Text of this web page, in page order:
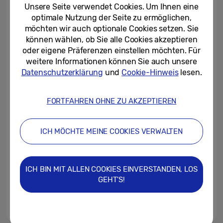
um fünf neue Produkte
10/08/2022
Galaxy Watch5 und Galaxy
Watch5 Pro: modernste
Technologie am Handgelenk
Innovation, Konnektivität und
Weg zu einem tieferen...
Benutzerfläche sorgt für
grossartigen Komfort und ein...
Unsere Seite verwendet Cookies. Um Ihnen eine
optimale Nutzung der Seite zu ermöglichen,
möchten wir auch optionale Cookies setzen. Sie
können wählen, ob Sie alle Cookies akzeptieren
oder eigene Präferenzen einstellen möchten. Für
weitere Informationen können Sie auch unsere
Datenschutzerklärung und Cookie-Hinweislesen.
FORTFAHREN OHNE ZU AKZEPTIEREN
ICH MÖCHTE MEINE COOKIES VERWALTEN
ICH BIN MIT ALLEN COOKIES EINVERSTANDEN, LOS
GEHT'S!